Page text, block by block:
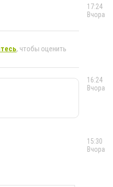
, чтобы оценить
17:24
Вчора
16:24
Вчора
15:30
Вчора